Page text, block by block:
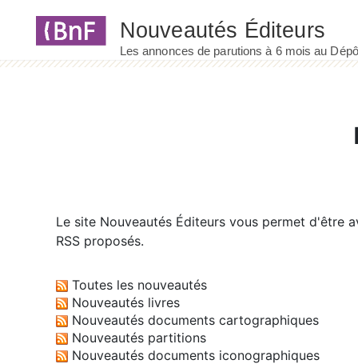
Le site Nouveautés Éditeurs vous permet d'être
RSS proposés.
Toutes les nouveautés
Nouveautés livres
Nouveautés documents cartographiques
Nouveautés partitions
Nouveautés documents iconographiques